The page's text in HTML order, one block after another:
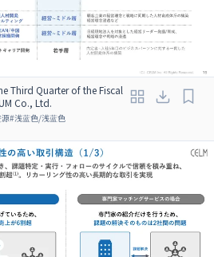
Third Quarter of the Fiscal
Co., Ltd.
#浅蓝色/浅蓝色